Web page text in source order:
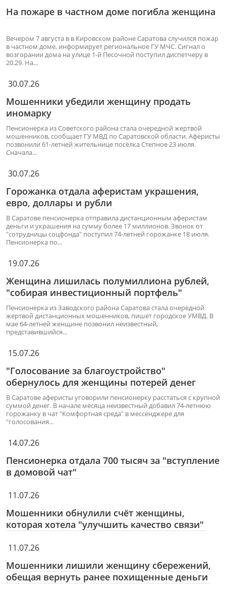
На пожаре в частном доме погибла женщина
Вечером 7 августа в в Кировском районе Саратова случился пожар
в частном доме, информирует региональное ГУ МЧС. Сигнал о
возгорании дома на улице 1-й Песочной поступил диспетчеру в
20.29. На...
30.07.26
Мошенники убедили женщину продать
иномарку
Пенсионерка из Советского района стала очередной жертвой
мошенников, сообщает ГУ МВД по Саратовской области. Аферисты
позвонили 61-летней жительнице посёлка Степное 23 июля.
Сначала...
30.07.26
Горожанка отдала аферистам украшения,
евро, доллары и рубли
В Саратове пенсионерка отправила дистанционным аферистам
деньги и украшения на сумму более 17 миллионов. Звонок от
"сотрудницы соцфонда" поступил 74-летней горожанке 18 июля.
Пенсионерка по...
19.07.26
Женщина лишилась полумиллиона рублей,
"собирая инвестиционный портфель"
Пенсионерка из Заводского района Саратова стала очередной
жертвой дистанционных мошенников, пишет городское УМВД. В
мае 64-летней женщине позвонил неизвестный,
представившийся...
15.07.26
"Голосование за благоустройство"
обернулось для женщины потерей денег
В Саратове аферисты уговорили пенсионерку расстаться с крупной
суммой денег. В начале месяца неизвестный добавил 74-летнюю
горожанку в чат "Комфортная среда" в мессенджере для
"голосования...
14.07.26
Пенсионерка отдала 700 тысяч за "вступление
в домовой чат"
11.07.26
Мошенники обнулили счёт женщины,
которая хотела "улучшить качество связи"
11.07.26
Мошенники лишили женщину сбережений,
обещая вернуть ранее похищенные деньги